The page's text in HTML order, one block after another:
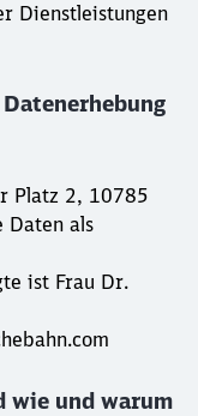
Dienstleistungen
Platz 2, 10785
als
ist Frau Dr.
wie und warum